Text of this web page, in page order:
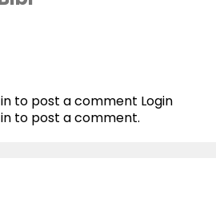
to post a comment Login
to post a comment.